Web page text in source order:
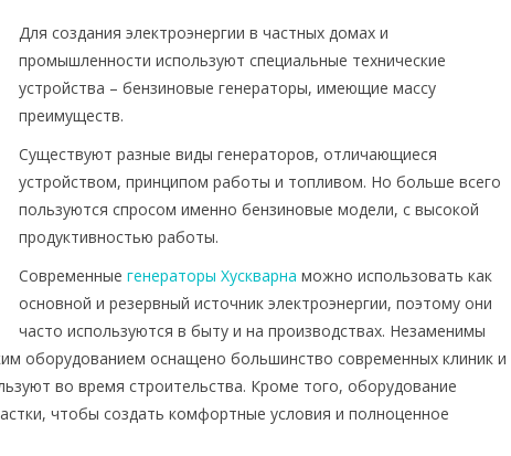
Для создания электроэнергии в частных домах и
промышленности используют специальные технические
устройства – бензиновые генераторы, имеющие массу
преимуществ.
Существуют разные виды генераторов, отличающиеся
устройством, принципом работы и топливом. Но больше всего
пользуются спросом именно бензиновые модели, с высокой
продуктивностью работы.
Современные генераторы Хускварна можно использовать как
основной и резервный источник электроэнергии, поэтому они
часто используются в быту и на производствах. Незаменимы
оборудованием оснащено большинство современных клиник и
во время строительства. Кроме того, оборудование
чтобы создать комфортные условия и полноценное